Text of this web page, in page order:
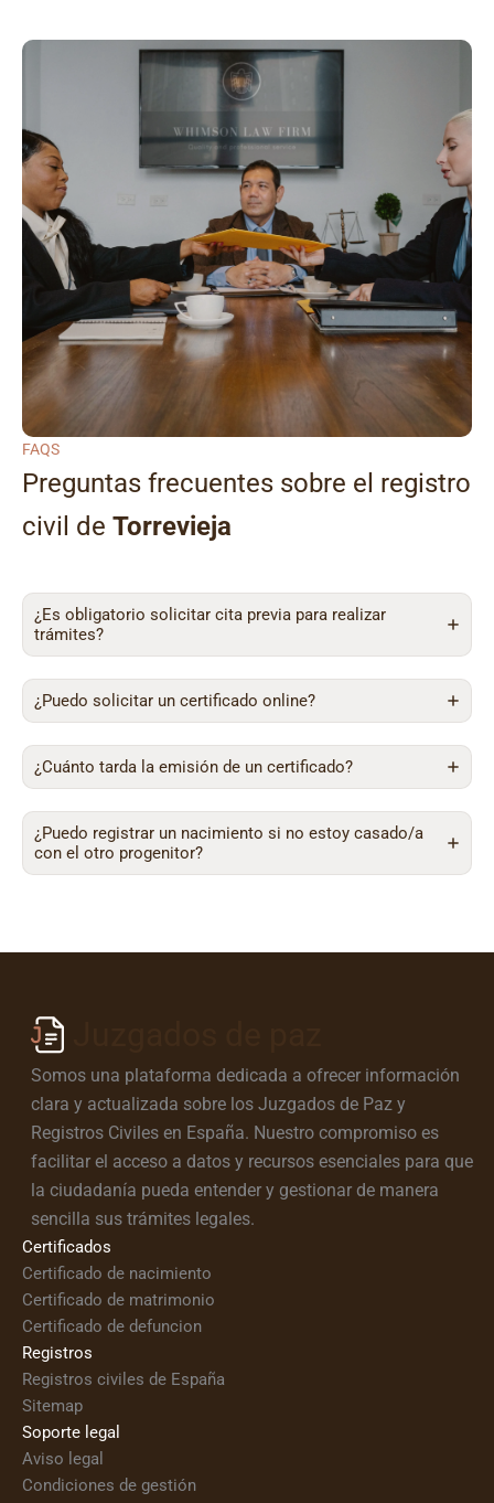
FAQS
Preguntas frecuentes sobre el registro
civil de Torrevieja
¿Es obligatorio solicitar cita previa para realizar
trámites?
¿Puedo solicitar un certificado online?
¿Cuánto tarda la emisión de un certificado?
¿Puedo registrar un nacimiento si no estoy casado/a
con el otro progenitor?
Somos una plataforma dedicada a ofrecer información
clara y actualizada sobre los Juzgados de Paz y
Registros Civiles en España. Nuestro compromiso es
facilitar el acceso a datos y recursos esenciales para que
la ciudadanía pueda entender y gestionar de manera
sencilla sus trámites legales.
Certificados
Certificado de nacimiento
Certificado de matrimonio
Certificado de defuncion
Registros
Registros civiles de España
Sitemap
Soporte legal
Aviso legal
Condiciones de gestión